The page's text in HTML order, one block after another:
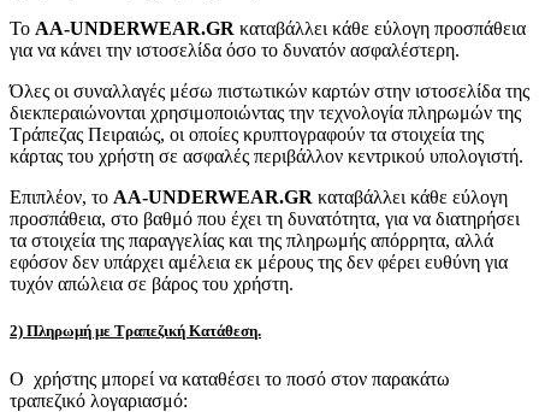
Το AA-UNDERWEAR.GR καταβάλλει κάθε εύλογη προσπάθεια
για να κάνει την ιστοσελίδα όσο το δυνατόν ασφαλέστερη.
Όλες οι συναλλαγές μέσω πιστωτικών καρτών στην ιστοσελίδα της
διεκπεραιώνονται χρησιμοποιώντας την τεχνολογία πληρωμών της
Τράπεζας Πειραιώς, οι οποίες κρυπτογραφούν τα στοιχεία της
κάρτας του χρήστη σε ασφαλές περιβάλλον κεντρικού υπολογιστή.
Επιπλέον, το AA-UNDERWEAR.GR καταβάλλει κάθε εύλογη
προσπάθεια, στο βαθμό που έχει τη δυνατότητα, για να διατηρήσει
τα στοιχεία της παραγγελίας και της πληρωμής απόρρητα, αλλά
εφόσον δεν υπάρχει αμέλεια εκ μέρους της δεν φέρει ευθύνη για
τυχόν απώλεια σε βάρος του χρήστη.
2) Πληρωμή με Τραπεζική Κατάθεση.
Ο χρήστης μπορεί να καταθέσει το ποσό στον παρακάτω
τραπεζικό λογαριασμό: